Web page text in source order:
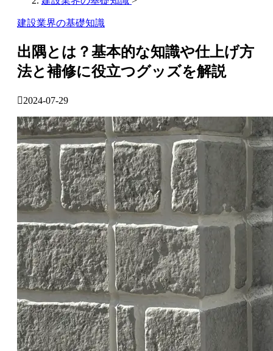
建設業界の基礎知識
出隅とは？基本的な知識や仕上げ方
法と補修に役立つグッズを解説
2024-07-29